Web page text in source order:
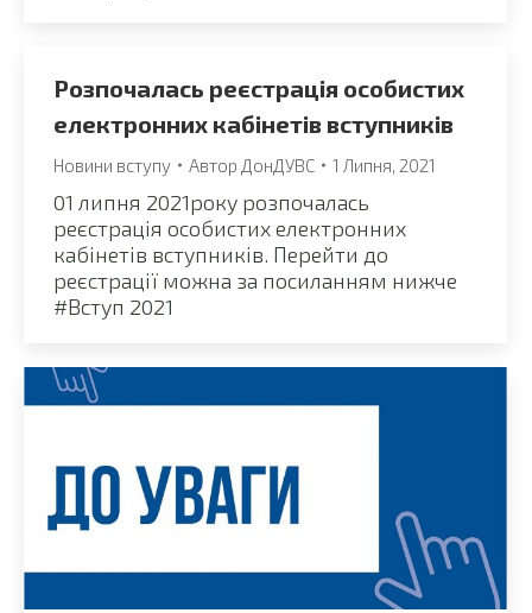
Розпочалась реєстрація особистих
електронних кабінетів вступників
Новини вступу Автор ДонДУВС 1 Липня, 2021
01 липня 2021року розпочалась
реєстрація особистих електронних
кабінетів вступників. Перейти до
реєстрації можна за посиланням нижче
#Вступ 2021